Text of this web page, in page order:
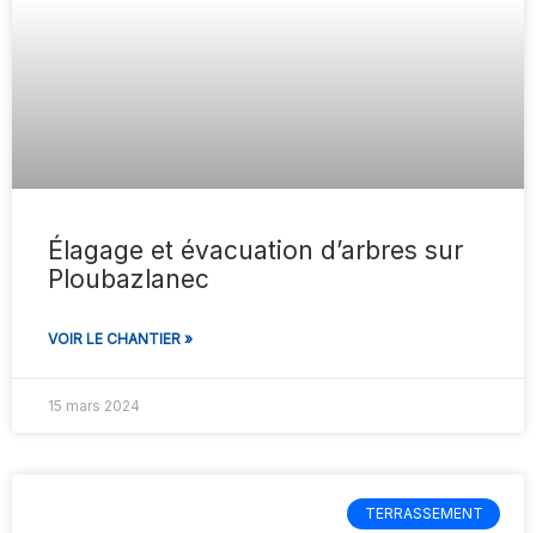
Élagage et évacuation d’arbres sur
Ploubazlanec
VOIR LE CHANTIER »
15 mars 2024
TERRASSEMENT